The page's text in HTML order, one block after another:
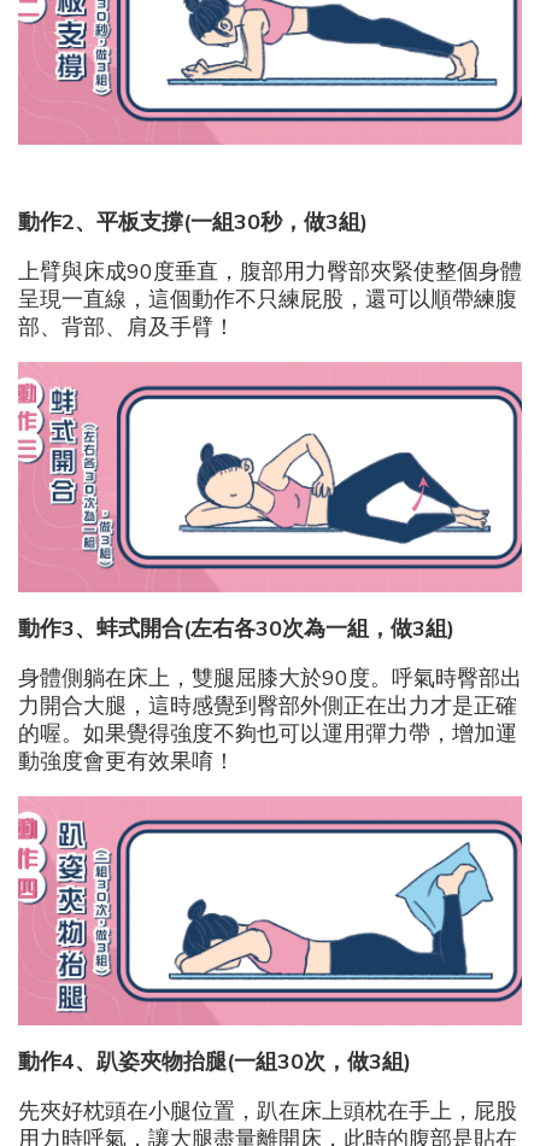
動作2、平板支撐(一組30秒，做3組)
上臂與床成90度垂直，腹部用力臀部夾緊使整個身體
呈現一直線，這個動作不只練屁股，還可以順帶練腹
部、背部、肩及手臂！
動作3、蚌式開合(左右各30次為一組，做3組)
身體側躺在床上，雙腿屈膝大於90度。呼氣時臀部出
力開合大腿，這時感覺到臀部外側正在出力才是正確
的喔。如果覺得強度不夠也可以運用彈力帶，增加運
動強度會更有效果唷！
動作4、趴姿夾物抬腿(一組30次，做3組)
先夾好枕頭在小腿位置，趴在床上頭枕在手上，屁股
用力時呼氣，讓大腿盡量離開床，此時的腹部是貼在